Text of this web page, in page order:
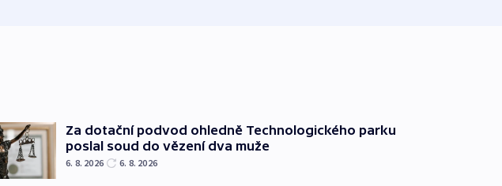
Za dotační podvod ohledně Technologického parku
poslal soud do vězení dva muže
6. 8. 2026 6. 8. 2026